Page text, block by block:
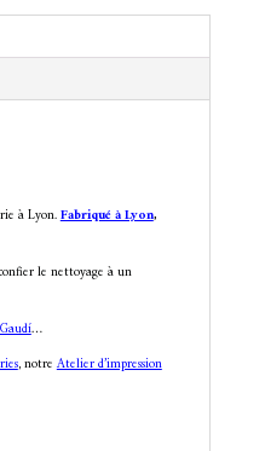
:
à Lyon.Fabriqué à Lyon,
le nettoyage à un
…
, notreAtelier d’impression